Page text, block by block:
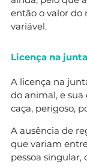
então o valor do
variável.
Licença na
A licença na
do animal, e sua
caça, perigoso,
A ausência de
que variam
pessoa